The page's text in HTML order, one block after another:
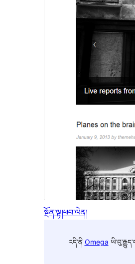
སྔོན་ལྟ།ཕབ་ལེན།
འདི་ནི Omega